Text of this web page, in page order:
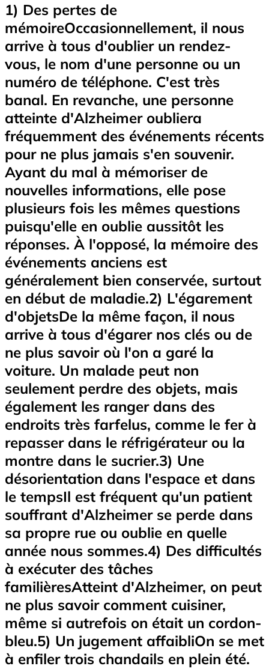
1) Des pertes de
mémoireOccasionnellement, il nous
arrive à tous d'oublier un rendez-
vous, le nom d'une personne ou un
numéro de téléphone. C'est très
banal. En revanche, une personne
atteinte d'Alzheimer oubliera
fréquemment des événements récents
pour ne plus jamais s'en souvenir.
Ayant du mal à mémoriser de
nouvelles informations, elle pose
plusieurs fois les mêmes questions
puisqu'elle en oublie aussitôt les
réponses. À l'opposé, la mémoire des
événements anciens est
généralement bien conservée, surtout
en début de maladie.2) L'égarement
d'objetsDe la même façon, il nous
arrive à tous d'égarer nos clés ou de
ne plus savoir où l'on a garé la
voiture. Un malade peut non
seulement perdre des objets, mais
également les ranger dans des
endroits très farfelus, comme le fer à
repasser dans le réfrigérateur ou la
montre dans le sucrier.3) Une
désorientation dans l'espace et dans
le tempsIl est fréquent qu'un patient
souffrant d'Alzheimer se perde dans
sa propre rue ou oublie en quelle
année nous sommes.4) Des difficultés
à exécuter des tâches
familièresAtteint d'Alzheimer, on peut
ne plus savoir comment cuisiner,
même si autrefois on était un cordon-
bleu.5) Un jugement affaibliOn se met
à enfiler trois chandails en plein été.